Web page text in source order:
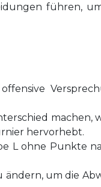
führen,
machen,
hervorhebt.
L ohne Punkte
um die